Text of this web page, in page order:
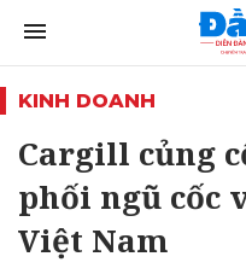
KINH DOANH
Cargill củng
phối ngũ cốc
Việt Nam